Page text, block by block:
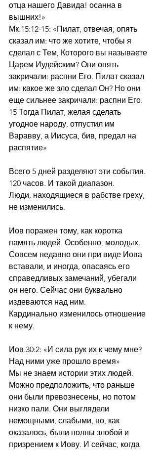
отца нашего Давида! осанна в
вышних!»
Мк.15:12-15: «Пилат, отвечая, опять
сказал им: что же хотите, чтобы я
сделал с Тем, Которого вы называете
Царем Иудейским? Они опять
закричали: распни Его. Пилат сказал
им: какое же зло сделал Он? Но они
еще сильнее закричали: распни Его.
15 Тогда Пилат, желая сделать
угодное народу, отпустил им
Варавву, а Иисуса, бив, предал на
распятие»
Всего 5 дней разделяют эти события.
120 часов. И такой диапазон.
Люди, находящиеся в рабстве греху,
не изменились.
Иов поражен тому, как коротка
память людей. Особенно, молодых.
Совсем недавно они при виде Иова
вставали, и иногда, опасаясь его
справедливых замечаний, убегали
он него. Сейчас они буквально
издеваются над ним.
Кардинально изменилось отношение
к нему.
Иов.30:2: «И сила рук их к чему мне?
Над ними уже прошло время»
Мы не знаем истории этих людей.
Можно предположить, что раньше
они были превознесены, но потом
низко пали. Они выглядели
немощными, слабыми, но, как
оказалось, были полны злобой и
призрением к Иову. И сейчас, когда